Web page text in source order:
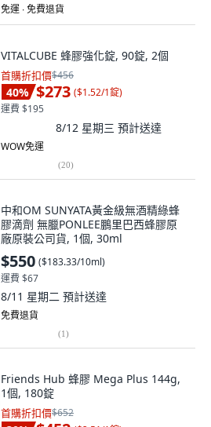
免運 ∙ 免費退貨
VITALCUBE 蜂膠強化錠, 90錠, 2個
首購折扣價$456
40% $273 ($1.52/1錠)
運費 $195
8/12 星期三 預計送達
WOW免運
(20)
中和OM SUNYATA黃金級無酒精綠蜂
膠滴劑 無臘PONLEE鵬里巴西蜂膠原
廠原裝公司貨, 1個, 30ml
$550 ($183.33/10ml)
運費 $67
8/11 星期二 預計送達
免費退貨
(1)
Friends Hub 蜂膠 Mega Plus 144g,
1個, 180錠
首購折扣價$652